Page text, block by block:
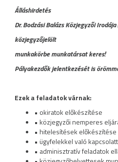
Álláshirdetés
Dr. Bodzási Balázs Közjegyzői
közjegyzőjelölt
munkakörbe munkatársat keres!
Pályakezdők jelentkezését is
Ezek a feladatok várnak:
• okiratok előkészítése
• közjegyzői nemperes
• hitelesítések előkészítése
• ügyfelekkel való
• adminisztratív feladatok